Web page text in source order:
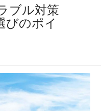
ブル対策
びのポイ